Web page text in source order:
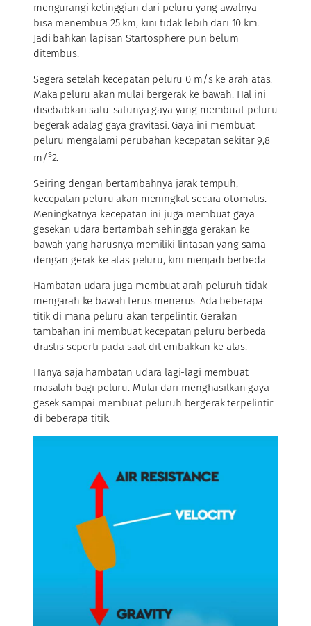
mengurangi ketinggian dari peluru yang awalnya
bisa menembua 25 km, kini tidak lebih dari 10 km.
Jadi bahkan lapisan Startosphere pun belum
ditembus.
Segera setelah kecepatan peluru 0 m/s ke arah atas.
Maka peluru akan mulai bergerak ke bawah. Hal ini
disebabkan satu-satunya gaya yang membuat peluru
begerak adalag gaya gravitasi. Gaya ini membuat
peluru mengalami perubahan kecepatan sekitar 9,8
m/s2.
Seiring dengan bertambahnya jarak tempuh,
kecepatan peluru akan meningkat secara otomatis.
Meningkatnya kecepatan ini juga membuat gaya
gesekan udara bertambah sehingga gerakan ke
bawah yang harusnya memiliki lintasan yang sama
dengan gerak ke atas peluru, kini menjadi berbeda.
Hambatan udara juga membuat arah peluruh tidak
mengarah ke bawah terus menerus. Ada beberapa
titik di mana peluru akan terpelintir. Gerakan
tambahan ini membuat kecepatan peluru berbeda
drastis seperti pada saat dit embakkan ke atas.
Hanya saja hambatan udara lagi-lagi membuat
masalah bagi peluru. Mulai dari menghasilkan gaya
gesek sampai membuat peluruh bergerak terpelintir
di beberapa titik.